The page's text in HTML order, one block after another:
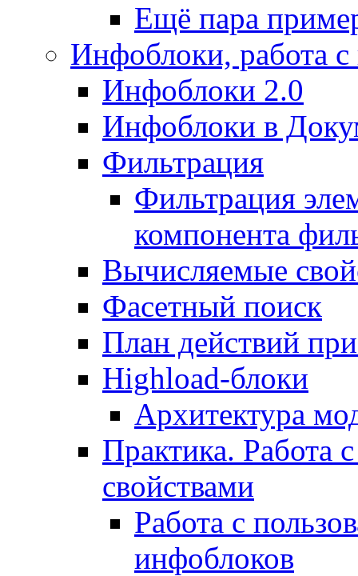
Ещё пара
Инфоблоки, работа
Инфоблоки 2.0
Инфоблоки в
Фильтрация
Фильтрация
компонента
Вычисляемые
Фасетный поиск
План действий
Highload-блоки
Архитектура
Практика. Работа
свойствами
Работа с
инфоблоков